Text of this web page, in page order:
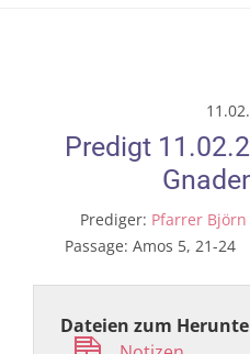
Predigt
Prediger: Pfarrer
Passage: Amos 5, 21-24
Dateien zum